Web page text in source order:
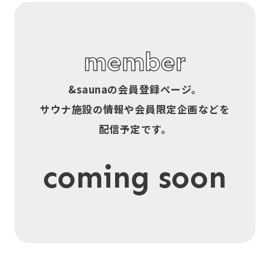
member
&saunaの会員登録ページ。
サウナ施設の情報や会員限定企画などを
配信予定です。
coming soon